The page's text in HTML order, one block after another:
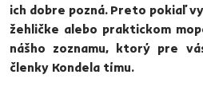
ich dobre pozná. Preto pokiaľ
žehličke alebo praktickom
nášho zoznamu, ktorý pre
členky Kondela tímu.